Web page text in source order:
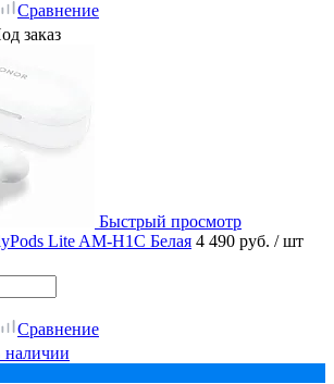
Сравнение
заказ
Быстрый просмотр
Lite AM-H1C Белая 4 490 руб. / шт
Сравнение
наличии